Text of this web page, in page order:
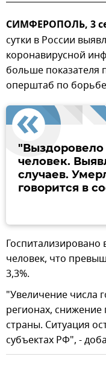
СИМФЕРОПОЛЬ, 3
сутки в России
коронавирусной
больше
оперштаб по
"Выздоровело
человек.
случаев.
говорится в
человек, что
3,3%.
"Увеличение числа
регионах,
страны. Ситуация
субъектах РФ", -